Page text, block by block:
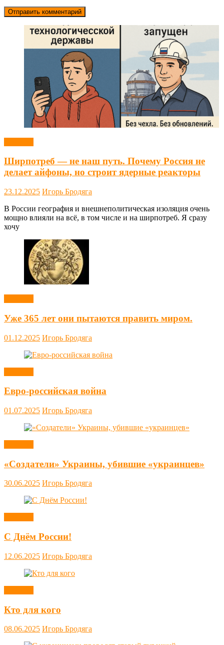
Ширпотреб — не наш путь. Почему Россия не
делает айфоны, но строит ядерные реакторы
23.12.2025 Игорь Бродяга
В России география и внешнеполитическая изоляция очень
мощно влияли на всё, в том числе и на ширпотреб. Я сразу
хочу
Уже 365 лет они пытаются править миром.
01.12.2025 Игорь Бродяга
Евро-российская война
01.07.2025 Игорь Бродяга
«Создатели» Украины, убившие «украинцев»
30.06.2025 Игорь Бродяга
С Днём России!
12.06.2025 Игорь Бродяга
Кто для кого
08.06.2025 Игорь Бродяга